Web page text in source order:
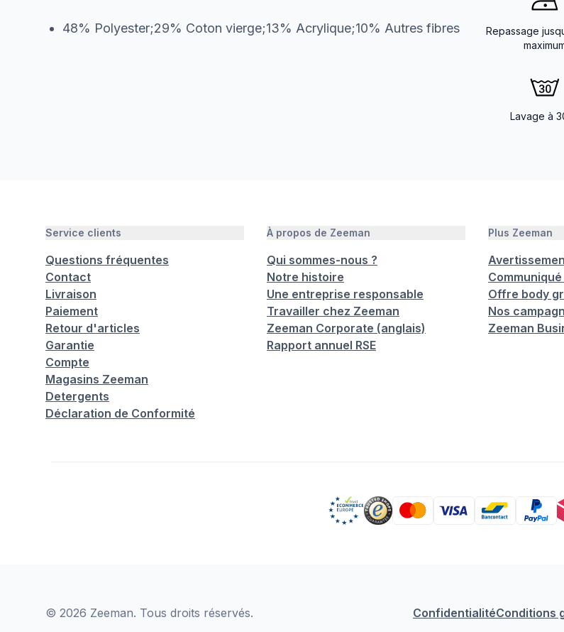
48% Polyester;29% Coton vierge;13% Acrylique;10% Autres fibres
Repassage
Lavage à
Service clients
Questions fréquentes
Contact
Livraison
Paiement
Retour d'articles
Garantie
Compte
Magasins Zeeman
Detergents
Déclaration de Conformité
À propos de Zeeman
Qui sommes-nous ?
Notre histoire
Une entreprise responsable
Travailler chez Zeeman
Zeeman Corporate (anglais)
Rapport annuel RSE
Plus Zeeman
Offre body
Nos
Zeeman
© 2026 Zeeman. Tous droits réservés. ConfidentialitéConditions